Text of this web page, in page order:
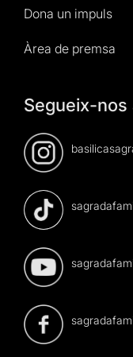
Dona un impuls
Àrea de premsa
Segueix-nos